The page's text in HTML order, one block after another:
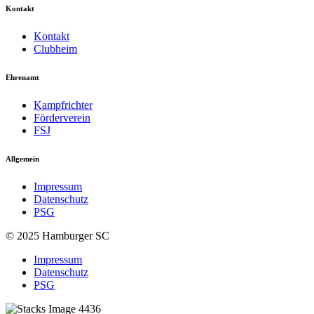
Kontakt
Kontakt
Clubheim
Ehrenamt
Kampfrichter
Förderverein
FSJ
Allgemein
Impressum
Datenschutz
PSG
© 2025 Hamburger SC
Impressum
Datenschutz
PSG